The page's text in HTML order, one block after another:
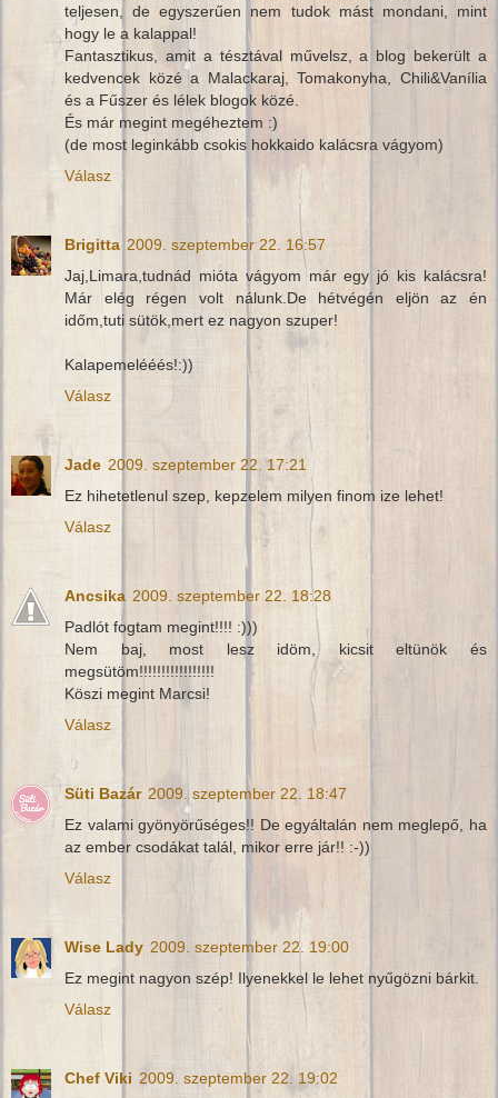
teljesen, de egyszerűen nem tudok mást mondani, mint
hogy le a kalappal!
Fantasztikus, amit a tésztával művelsz, a blog bekerült a
kedvencek közé a Malackaraj, Tomakonyha, Chili&Vanília
és a Fűszer és lélek blogok közé.
És már megint megéheztem :)
(de most leginkább csokis hokkaido kalácsra vágyom)
Válasz
Brigitta 2009. szeptember 22. 16:57
Jaj,Limara,tudnád mióta vágyom már egy jó kis kalácsra!
Már elég régen volt nálunk.De hétvégén eljön az én
időm,tuti sütök,mert ez nagyon szuper!
Kalapemelééés!:))
Válasz
Jade 2009. szeptember 22. 17:21
Ez hihetetlenul szep, kepzelem milyen finom ize lehet!
Válasz
Ancsika 2009. szeptember 22. 18:28
Padlót fogtam megint!!!! :)))
Nem baj, most lesz idöm, kicsit eltünök és
megsütöm!!!!!!!!!!!!!!!!!
Köszi megint Marcsi!
Válasz
Süti Bazár 2009. szeptember 22. 18:47
Ez valami gyönyörűséges!! De egyáltalán nem meglepő, ha
az ember csodákat talál, mikor erre jár!! :-))
Válasz
Wise Lady 2009. szeptember 22. 19:00
Ez megint nagyon szép! Ilyenekkel le lehet nyűgözni bárkit.
Válasz
Chef Viki 2009. szeptember 22. 19:02